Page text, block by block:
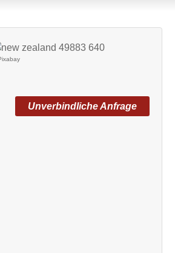
Unverbindliche Anfrage